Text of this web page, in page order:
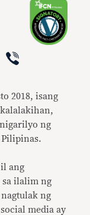
X
2018, isang
ng
Pilipinas.
ang
sa ilalim ng
ng
media ay